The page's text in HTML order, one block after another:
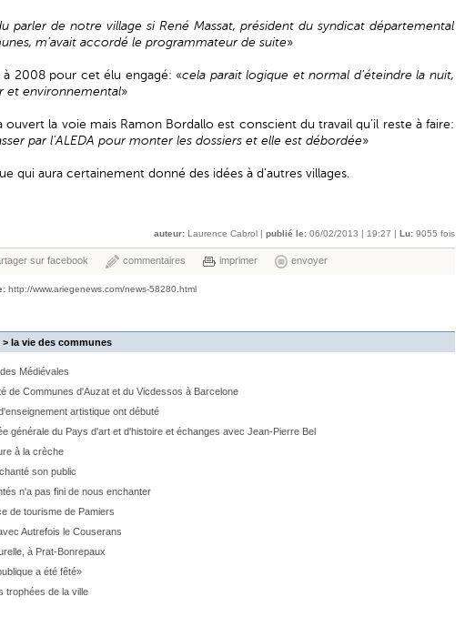
parler de notre village si René Massat, président du syndicat départemental
m’avait accordé le programmateur de suite»
2008 pour cet élu engagé: «cela parait logique et normal d’éteindre la nuit,
et environnemental»
la voie mais Ramon Bordallo est conscient du travail qu’il reste à faire:
par l’ALEDA pour monter les dossiers et elle est débordée»
qui aura certainement donné des idées à d’autres villages.
auteur: Laurence Cabrol | publié le: 06/02/2013 | 19:27 | Lu: 9055 fois
sur facebook commentaires imprimer envoyer
http://www.ariegenews.com/news-58280.html
> la vie des communes
Médiévales
de Communes d'Auzat et du Vicdessos à Barcelone
artistique ont débuté
générale du Pays d'art et d'histoire et échanges avec Jean-Pierre Bel
à la crèche
son public
n'a pas fini de nous enchanter
de tourisme de Pamiers
Autrefois le Couserans
à Prat-Bonrepaux
a été fêté»
trophées de la ville